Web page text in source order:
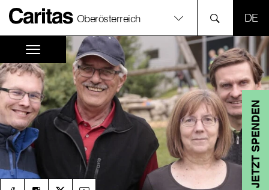
Oberösterreich
JETZT SPENDEN